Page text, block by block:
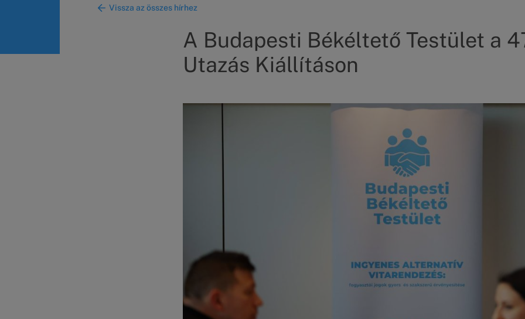
Vissza az összes hírhez
A Budapesti Békéltető Testület a
Utazás Kiállításon